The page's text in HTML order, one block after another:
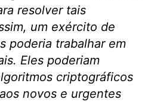
resolver tais
um exército de
poderia trabalhar em
Eles poderiam
criptográficos
novos e urgentes